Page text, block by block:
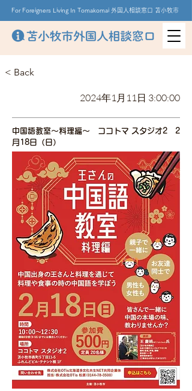
For Foreigners Living In Tomakomai 外国人相談窓口 苫小牧市
< Back
2024年1月11日 3:00:00
中国語教室～料理編～ ココトマ スタジオ2 2
月18日（日）